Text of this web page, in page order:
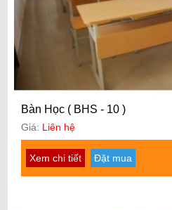
Bàn Học ( BHS - 10 )
Giá: Liên hệ
Xem chi tiết Đặt mua